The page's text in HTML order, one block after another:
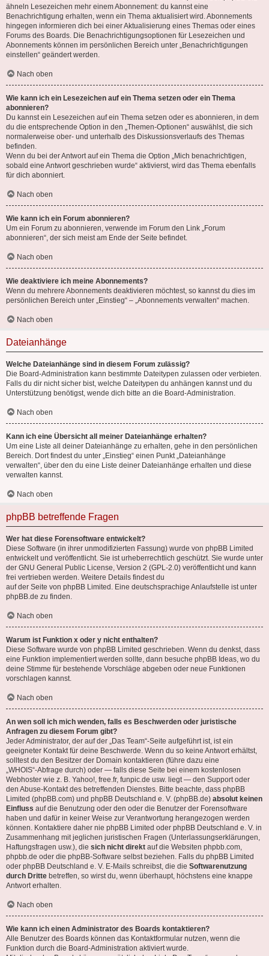
ähneln Lesezeichen mehr einem Abonnement: du kannst eine
Benachrichtigung erhalten, wenn ein Thema aktualisiert wird. Abonnements
hingegen informieren dich bei einer Aktualisierung eines Themas oder eines
Forums des Boards. Die Benachrichtigungsoptionen für Lesezeichen und
Abonnements können im persönlichen Bereich unter „Benachrichtigungen
einstellen“ geändert werden.
Nach oben
Wie kann ich ein Lesezeichen auf ein Thema setzen oder ein Thema
abonnieren?
Du kannst ein Lesezeichen auf ein Thema setzen oder es abonnieren, in dem
du die entsprechende Option in den „Themen-Optionen“ auswählst, die sich
normalerweise ober- und unterhalb des Diskussionsverlaufs des Themas
befinden.
Wenn du bei der Antwort auf ein Thema die Option „Mich benachrichtigen,
sobald eine Antwort geschrieben wurde“ aktivierst, wird das Thema ebenfalls
für dich abonniert.
Nach oben
Wie kann ich ein Forum abonnieren?
Um ein Forum zu abonnieren, verwende im Forum den Link „Forum
abonnieren“, der sich meist am Ende der Seite befindet.
Nach oben
Wie deaktiviere ich meine Abonnements?
Wenn du mehrere Abonnements deaktivieren möchtest, so kannst du dies im
persönlichen Bereich unter „Einstieg“ – „Abonnements verwalten“ machen.
Nach oben
Dateianhänge
Welche Dateianhänge sind in diesem Forum zulässig?
Die Board-Administration kann bestimmte Dateitypen zulassen oder verbieten.
Falls du dir nicht sicher bist, welche Dateitypen du anhängen kannst und du
Unterstützung benötigst, wende dich bitte an die Board-Administration.
Nach oben
Kann ich eine Übersicht all meiner Dateianhänge erhalten?
Um eine Liste all deiner Dateianhänge zu erhalten, gehe in den persönlichen
Bereich. Dort findest du unter „Einstieg“ einen Punkt „Dateianhänge
verwalten“, über den du eine Liste deiner Dateianhänge erhalten und diese
verwalten kannst.
Nach oben
phpBB betreffende Fragen
Wer hat diese Forensoftware entwickelt?
Diese Software (in ihrer unmodifizierten Fassung) wurde von phpBB Limited
entwickelt und veröffentlicht. Sie ist urheberrechtlich geschützt. Sie wurde unter
der GNU General Public License, Version 2 (GPL-2.0) veröffentlicht und kann
frei vertrieben werden. Weitere Details findest du
auf der Seite von phpBB Limited . Eine deutschsprachige Anlaufstelle ist unter
phpBB.de zu finden.
Nach oben
Warum ist Funktion x oder y nicht enthalten?
Diese Software wurde von phpBB Limited geschrieben. Wenn du denkst, dass
eine Funktion implementiert werden sollte, dann besuche phpBB Ideas, wo du
deine Stimme für bestehende Vorschläge abgeben oder neue Funktionen
vorschlagen kannst.
Nach oben
An wen soll ich mich wenden, falls es Beschwerden oder juristische
Anfragen zu diesem Forum gibt?
Jeder Administrator, der auf der „Das Team“-Seite aufgeführt ist, ist ein
geeigneter Kontakt für deine Beschwerde. Wenn du so keine Antwort erhältst,
solltest du den Besitzer der Domain kontaktieren (führe dazu eine
„WHOIS“-Abfrage durch) oder — falls diese Seite bei einem kostenlosen
Webhoster wie z. B. Yahoo!, free.fr, funpic.de usw. liegt — den Support oder
den Abuse-Kontakt des betreffenden Dienstes. Bitte beachte, dass phpBB
Limited (phpBB.com) und phpBB Deutschland e. V. (phpBB.de) absolut keinen
Einfluss auf die Benutzung oder den oder die Benutzer der Forensoftware
haben und dafür in keiner Weise zur Verantwortung herangezogen werden
können. Kontaktiere daher nie phpBB Limited oder phpBB Deutschland e. V. in
Zusammenhang mit jeglichen juristischen Fragen (Unterlassungserklärungen,
Haftungsfragen usw.), die sich nicht direkt auf die Websiten phpbb.com,
phpbb.de oder die phpBB-Software selbst beziehen. Falls du phpBB Limited
oder phpBB Deutschland e. V. E-Mails schreibst, die die Softwarenutzung
durch Dritte betreffen, so wirst du, wenn überhaupt, höchstens eine knappe
Antwort erhalten.
Nach oben
Wie kann ich einen Administrator des Boards kontaktieren?
Alle Benutzer des Boards können das Kontaktformular nutzen, wenn die
Funktion durch die Board-Administration aktiviert wurde.